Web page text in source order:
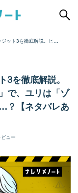
ジット3を徹底解説。ヒロ
3を徹底解説。
で、ユリは「ゾ
？【ネタバレあ
ュー